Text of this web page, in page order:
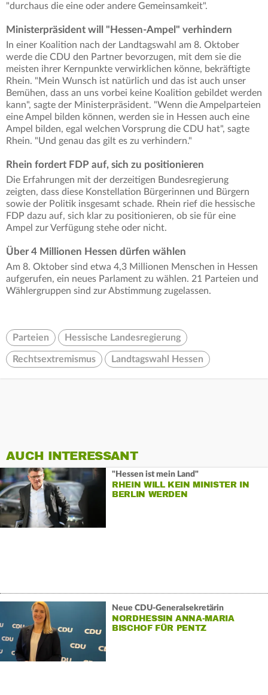
"durchaus die eine oder andere Gemeinsamkeit".
Ministerpräsident will "Hessen-Ampel" verhindern
In einer Koalition nach der Landtagswahl am 8. Oktober
werde die CDU den Partner bevorzugen, mit dem sie die
meisten ihrer Kernpunkte verwirklichen könne, bekräftigte
Rhein. "Mein Wunsch ist natürlich und das ist auch unser
Bemühen, dass an uns vorbei keine Koalition gebildet werden
kann", sagte der Ministerpräsident. "Wenn die Ampelparteien
eine Ampel bilden können, werden sie in Hessen auch eine
Ampel bilden, egal welchen Vorsprung die CDU hat", sagte
Rhein. "Und genau das gilt es zu verhindern."
Rhein fordert FDP auf, sich zu positionieren
Die Erfahrungen mit der derzeitigen Bundesregierung
zeigten, dass diese Konstellation Bürgerinnen und Bürgern
sowie der Politik insgesamt schade. Rhein rief die hessische
FDP dazu auf, sich klar zu positionieren, ob sie für eine
Ampel zur Verfügung stehe oder nicht.
Über 4 Millionen Hessen dürfen wählen
Am 8. Oktober sind etwa 4,3 Millionen Menschen in Hessen
aufgerufen, ein neues Parlament zu wählen. 21 Parteien und
Wählergruppen sind zur Abstimmung zugelassen.
Parteien Hessische Landesregierung
Rechtsextremismus Landtagswahl Hessen
AUCH INTERESSANT
"Hessen ist mein Land"
RHEIN WILL KEIN MINISTER IN
BERLIN WERDEN
Neue CDU-Generalsekretärin
NORDHESSIN ANNA-MARIA
BISCHOF FÜR PENTZ